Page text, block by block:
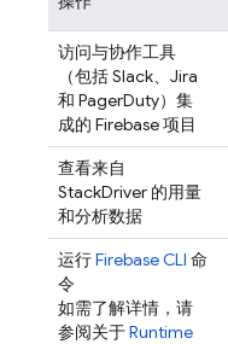
访问与协作工具
（包括 Slack、Jira
和 PagerDuty）集
成的 Firebase 项目
查看来自
StackDriver 的用量
和分析数据
运行FirebaseCLI 命
令
如需了解详情，请
参阅关于Runtime